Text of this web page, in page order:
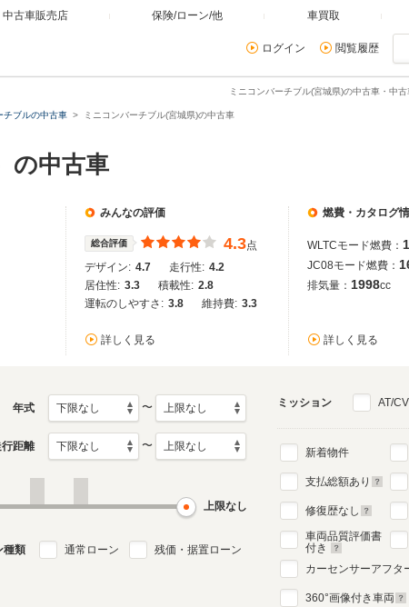
中古車販売店 保険/ローン/他 車買取
ログイン 閲覧履歴
ミニコンバーチブル(宮城県)の中古車・中古
チブルの中古車 ミニコンバーチブル(宮城県)の中古車
の中古車
みんなの評価
総合評価 4.3点
デザイン: 4.7 走行性: 4.2
居住性: 3.3 積載性: 2.8
運転のしやすさ: 3.8 維持費: 3.3
詳しく見る
燃費・カタログ
WLTCモード燃費：
JC08モード燃費：
排気量： 1998cc
詳しく見る
生産モデル
年式 〜
距離 〜
上限なし
種類 通常ローン 残価・据置ローン
ミッション AT/
新着物件
支払総額あり
修復歴なし
車両品質評価書
付き
カーセンサーアフタ
360°画像付き車両